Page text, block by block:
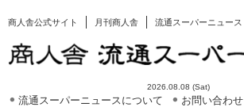
商人舎公式サイト 月刊商人舎 流通スーパーニュース
2026.08.08 (Sat)
流通スーパーニュースについて お問い合わせ